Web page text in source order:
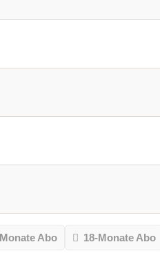
Abo 18-Monate Abo